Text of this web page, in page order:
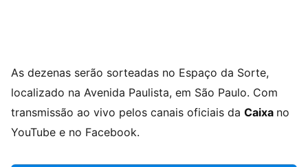
As dezenas serão sorteadas no Espaço da Sorte,
localizado na Avenida Paulista, em São Paulo. Com
transmissão ao vivo pelos canais oficiais da Caixa no
YouTube e no Facebook.